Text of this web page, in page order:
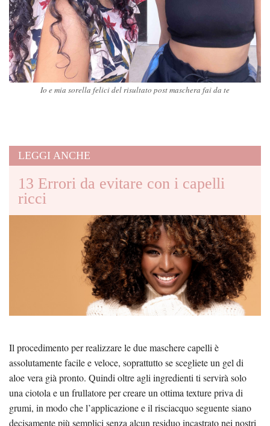
Io e mia sorella felici del risultato post maschera fai da te
LEGGI ANCHE
13 Errori da evitare con i capelli
ricci
Il procedimento per realizzare le due maschere capelli è
assolutamente facile e veloce, soprattutto se scegliete un gel di
aloe vera già pronto. Quindi oltre agli ingredienti ti servirà solo
una ciotola e un frullatore per creare un ottima texture priva di
grumi, in modo che l’applicazione e il risciacquo seguente siano
decisamente più semplici senza alcun residuo incastrato nei nostri